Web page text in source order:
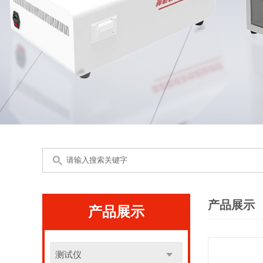
产品展示
测试仪
产品展示